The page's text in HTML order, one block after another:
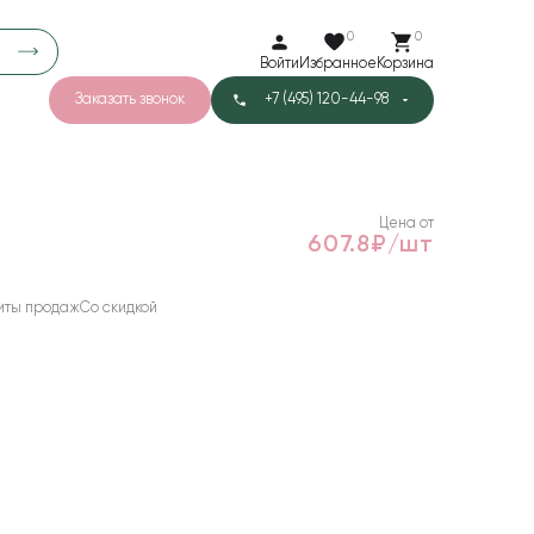
Войти
0
Избранное
0
Корзина
Заказать звонок +7 (495) 120-44-98
Бархат
Цена от
607.8₽/шт
продажСо скидкой